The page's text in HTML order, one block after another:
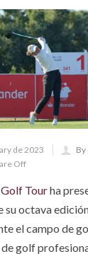
de 2023
Off
Tourha
su octava
el campo de
golf